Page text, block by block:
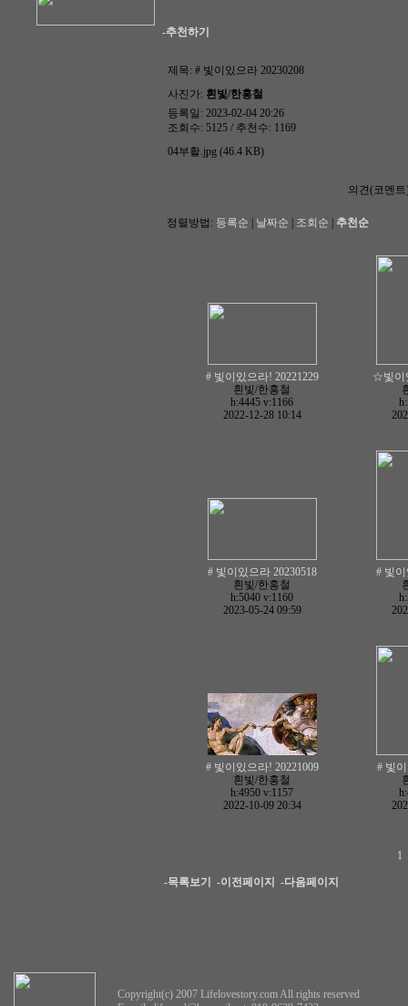
-추천하기
제목: # 빛이있으라 20230208
사진가: 흰빛/한홍철
등록일: 2023-02-04 20:26
조회수: 5125 / 추천수: 1169
04부활.jpg (46.4 KB)
의견(코멘
정렬방법: 등록순 날짜순 조회순 추천순
# 빛이있으라! 20221229
흰빛/한홍철
h:4445 v:1166
2022-12-28 10:14
☆빛이
# 빛이있으라 20230518
흰빛/한홍철
h:5040 v:1160
2023-05-24 09:59
# 빛이
# 빛이있으라! 20221009
흰빛/한홍철
h:4950 v:1157
2022-10-09 20:34
# 빛
1
-목록보기 -이전페이지 -다음페이지
Copyright(c) 2007 Lifelovestory.com All rights reserved